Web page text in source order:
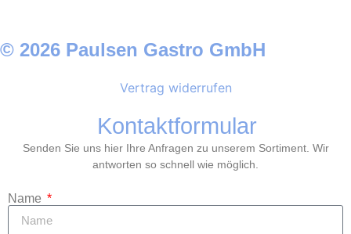
© 2026 Paulsen Gastro GmbH
Vertrag widerrufen
Kontaktformular
Senden Sie uns hier Ihre Anfragen zu unserem Sortiment. Wir
antworten so schnell wie möglich.
Name